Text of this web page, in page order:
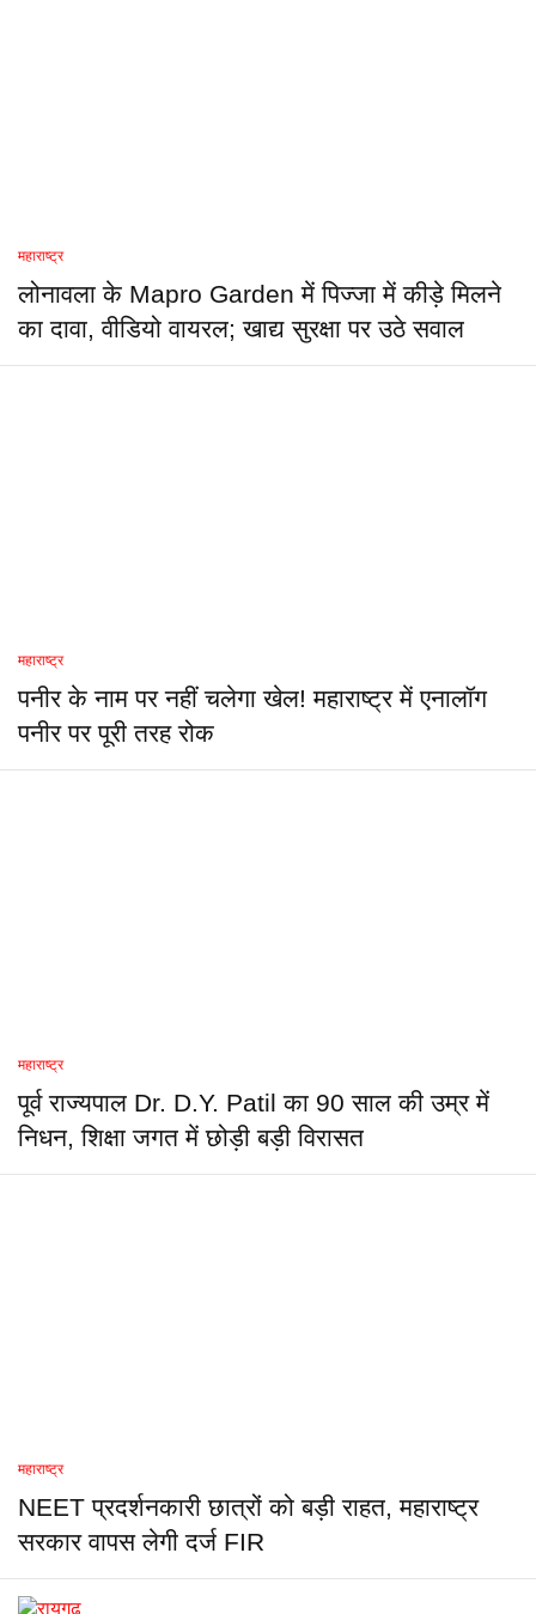
महाराष्ट्र
लोनावला के Mapro Garden में पिज्जा में कीड़े मिलने
का दावा, वीडियो वायरल; खाद्य सुरक्षा पर उठे सवाल
महाराष्ट्र
पनीर के नाम पर नहीं चलेगा खेल! महाराष्ट्र में एनालॉग
पनीर पर पूरी तरह रोक
महाराष्ट्र
पूर्व राज्यपाल Dr. D.Y. Patil का 90 साल की उम्र में
निधन, शिक्षा जगत में छोड़ी बड़ी विरासत
महाराष्ट्र
NEET प्रदर्शनकारी छात्रों को बड़ी राहत, महाराष्ट्र
सरकार वापस लेगी दर्ज FIR